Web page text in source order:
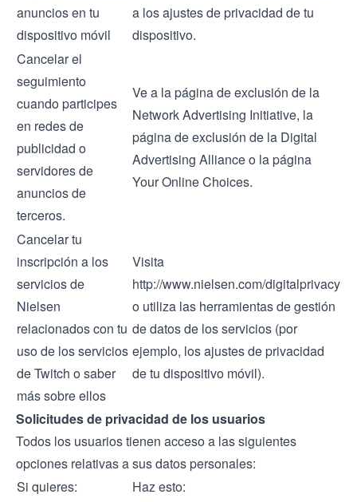
anuncios en tu
dispositivo móvil
a los ajustes de privacidad de tu
dispositivo.
Cancelar el
seguimiento
cuando participes
en redes de
publicidad o
servidores de
anuncios de
terceros.
Ve a lapágina de exclusión de la
Network Advertising Initiative, la
página de exclusión de la Digital
Advertising Allianceo la página
Your Online Choices.
Cancelar tu
inscripción a los
servicios de
Nielsen
relacionados con tu
uso de los servicios
de Twitch o saber
más sobre ellos
Visita
http://www.nielsen.com/digitalprivacy
o utiliza las herramientas de gestión
de datos de los servicios (por
ejemplo, los ajustes de privacidad
de tu dispositivo móvil).
Solicitudes de privacidad de los usuarios
Todos los usuarios tienen acceso a las siguientes
opciones relativas a sus datos personales:
Si quieres:
Haz esto: